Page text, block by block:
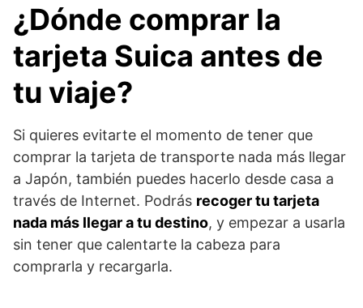
¿Dónde comprar la
tarjeta Suica antes de
tu viaje?
Si quieres evitarte el momento de tener que
comprar la tarjeta de transporte nada más llegar
a Japón, también puedes hacerlo desde casa a
través de Internet. Podrás recoger tu tarjeta
nada más llegar a tu destino, y empezar a usarla
sin tener que calentarte la cabeza para
comprarla y recargarla.